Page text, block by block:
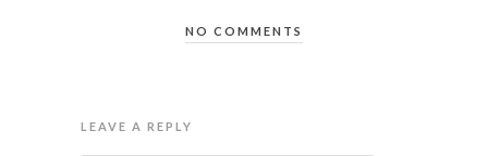
NO COMMENTS
LEAVE A REPLY